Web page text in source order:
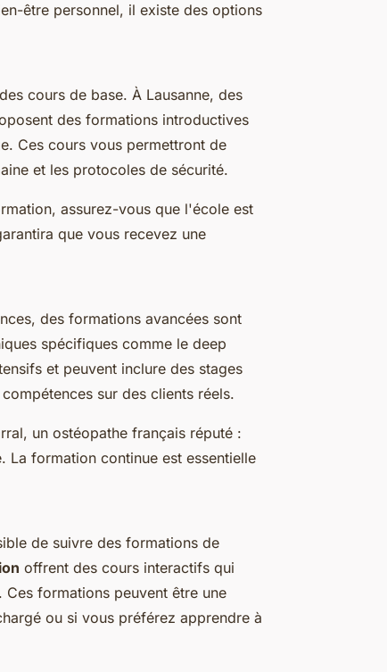
être personnel, il existe des options
cours de base. À Lausanne, des
des formations introductives
Ces cours vous permettront de
et les protocoles de sécurité.
assurez-vous que l'école est
que vous recevez une
des formations avancées sont
spécifiques comme le deep
et peuvent inclure des stages
sur des clients réels.
un ostéopathe français réputé :
La formation continue est essentielle
de suivre des formations de
offrent des cours interactifs qui
formations peuvent être une
ou si vous préférez apprendre à